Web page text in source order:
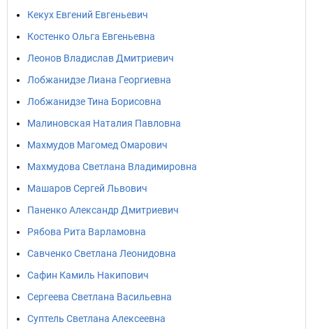
Кекух Евгений Евгеньевич
Костенко Ольга Евгеньевна
Леонов Владислав Дмитриевич
Лобжанидзе Лиана Георгиевна
Лобжанидзе Тина Борисовна
Малиновская Наталия Павловна
Махмудов Магомед Омарович
Махмудова Светлана Владимировна
Машаров Сергей Львович
Паненко Александр Дмитриевич
Рябова Рита Варламовна
Савченко Светлана Леонидовна
Сафин Камиль Накипович
Сергеева Светлана Васильевна
Суптель Светлана Алексеевна